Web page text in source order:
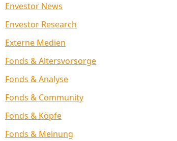
Envestor News
Envestor Research
Externe Medien
Fonds & Altersvorsorge
Fonds & Analyse
Fonds & Community
Fonds & Köpfe
Fonds & Meinung